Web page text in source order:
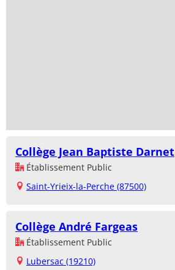
Collège Jean Baptiste Darnet
Établissement Public
Saint-Yrieix-la-Perche (87500)
Collège André Fargeas
Établissement Public
Lubersac (19210)